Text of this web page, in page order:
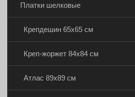
Платки шелковые
Крепдешин 65х65 см
Креп-жоржет 84х84 см
Атлас 89х89 см